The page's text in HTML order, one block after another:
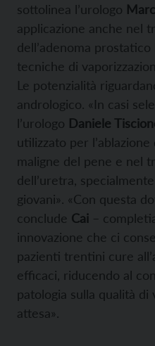
sottolinea l’urologo
applicazione anche nel
dell’adenoma
tecniche di
Le potenzialità
andrologico. «In casi
l’urologo Daniele
utilizzato per
maligne del pene e nel
dell’uretra,
giovani». «Con questa
conclude Cai –
innovazione che ci
pazienti trentini cure
efficaci, riducendo al
patologia sulla qualità
attesa».